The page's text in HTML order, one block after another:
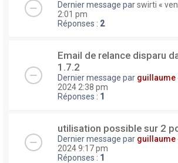
Dernier message parswirti «
2:01 pm
Réponses : 2
Email de relance disparu
1.7.2
Dernier message par guillaume
2024 2:38 pm
Réponses : 1
utilisation possible sur 2
Dernier message par guillaume
2024 9:17 pm
Réponses : 1